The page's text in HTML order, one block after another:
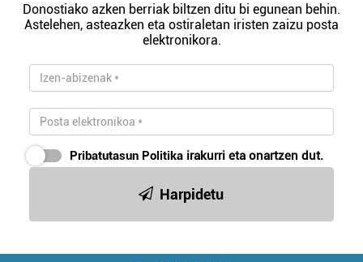
Donostiako azken berriak biltzen ditu bi egunean behin.
Astelehen, asteazken eta ostiraletan iristen zaizu posta
elektronikora.
Pribatutasun Politika irakurri eta onartzen dut.
Harpidetu